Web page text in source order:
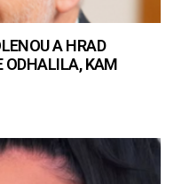
A HRAD
ODHALILA, KAM